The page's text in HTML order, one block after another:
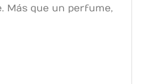
Más que un perfume,